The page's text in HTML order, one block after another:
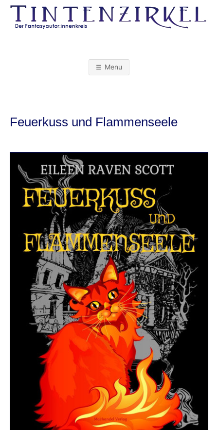
Skip
content
T
N
Z
I
R
K
E
–
Menu
Feuerkuss und Flammenseele